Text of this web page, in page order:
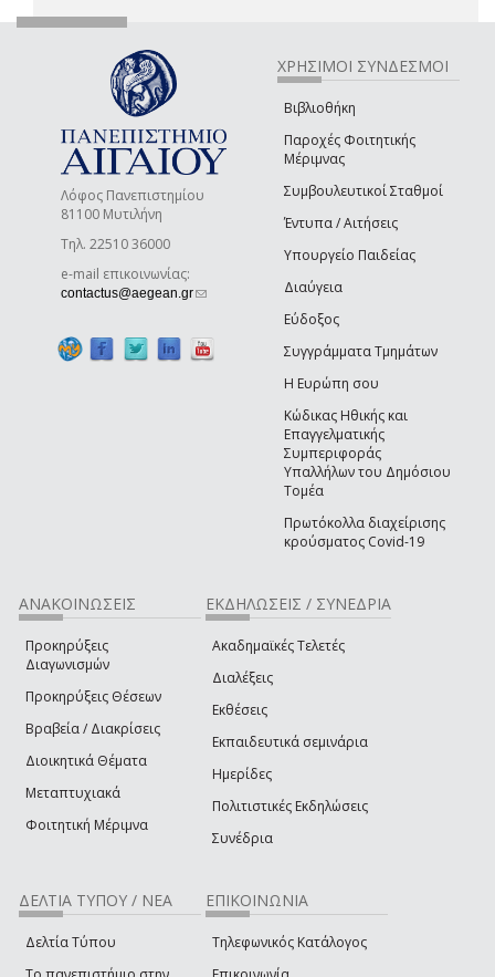
Λόφος Πανεπιστημίου
81100 Μυτιλήνη
Τηλ. 22510 36000
e-mail επικοινωνίας:
contactus@aegean.gr(link sends e-mail)
ΧΡΗΣΙΜΟΙ ΣΥΝΔΕΣΜΟΙ
Βιβλιοθήκη
Παροχές Φοιτητικής
Μέριμνας
Συμβουλευτικοί Σταθμοί
Έντυπα / Αιτήσεις
Υπουργείο Παιδείας
Διαύγεια
Εύδοξος
Συγγράμματα Τμημάτων
Η Ευρώπη σου
Κώδικας Ηθικής και
Επαγγελματικής
Συμπεριφοράς
Υπαλλήλων του Δημόσιου
Τομέα
Πρωτόκολλα διαχείρισης
κρούσματος Covid-19
ΑΝΑΚΟΙΝΩΣΕΙΣ
Προκηρύξεις
Διαγωνισμών
Προκηρύξεις Θέσεων
Βραβεία / Διακρίσεις
Διοικητικά Θέματα
Μεταπτυχιακά
Φοιτητική Μέριμνα
ΕΚΔΗΛΩΣΕΙΣ / ΣΥΝΕΔΡΙΑ
Ακαδημαϊκές Τελετές
Διαλέξεις
Εκθέσεις
Εκπαιδευτικά σεμινάρια
Ημερίδες
Πολιτιστικές Εκδηλώσεις
Συνέδρια
ΔΕΛΤΙΑ ΤΥΠΟΥ / ΝΕΑ
Δελτία Τύπου
ΕΠΙΚΟΙΝΩΝΙΑ
Τηλεφωνικός Κατάλογος